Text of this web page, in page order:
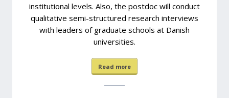
institutional levels. Also, the postdoc will conduct
qualitative semi-structured research interviews
with leaders of graduate schools at Danish
universities.
Read more